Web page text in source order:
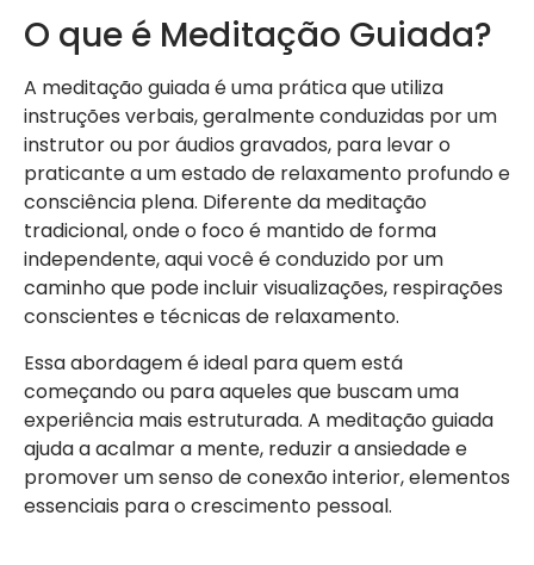
O que é Meditação Guiada?
A meditação guiada é uma prática que utiliza
instruções verbais, geralmente conduzidas por um
instrutor ou por áudios gravados, para levar o
praticante a um estado de relaxamento profundo e
consciência plena. Diferente da meditação
tradicional, onde o foco é mantido de forma
independente, aqui você é conduzido por um
caminho que pode incluir visualizações, respirações
conscientes e técnicas de relaxamento.
Essa abordagem é ideal para quem está
começando ou para aqueles que buscam uma
experiência mais estruturada. A meditação guiada
ajuda a acalmar a mente, reduzir a ansiedade e
promover um senso de conexão interior, elementos
essenciais para o crescimento pessoal.